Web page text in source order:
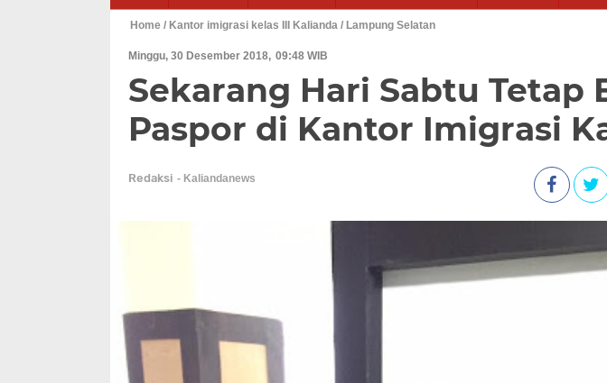
Home / Kantor imigrasi kelas III Kalianda / Lampung Selatan
Minggu, 30 Desember 2018 09:48 WIB
Sekarang Hari Sabtu Tetap
Paspor di Kantor Imigrasi
Redaksi